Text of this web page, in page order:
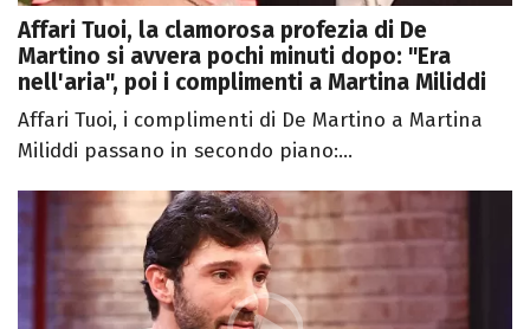
Affari Tuoi, la clamorosa profezia di De
Martino si avvera pochi minuti dopo: "Era
nell'aria", poi i complimenti a Martina Miliddi
Affari Tuoi, i complimenti di De Martino a Martina
Miliddi passano in secondo piano:...